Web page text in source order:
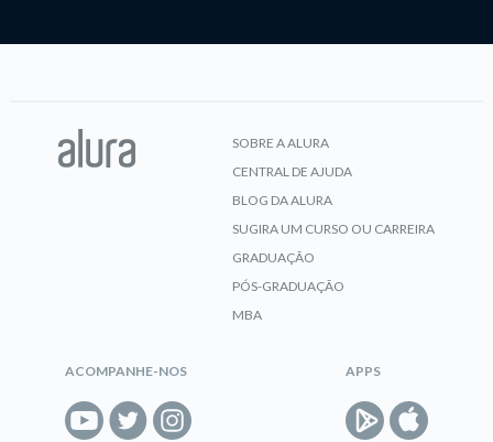
SOBRE A ALURA
CENTRAL DE AJUDA
BLOG DA ALURA
SUGIRA UM CURSO OU CARREIRA
GRADUAÇÃO
PÓS-GRADUAÇÃO
MBA
ACOMPANHE-NOS APPS